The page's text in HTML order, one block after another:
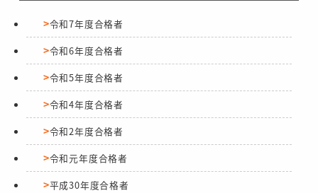
令和7年度合格者
令和6年度合格者
令和5年度合格者
令和4年度合格者
令和2年度合格者
令和元年度合格者
平成30年度合格者